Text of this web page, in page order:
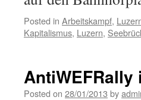
Posted in Arbeitskampf,
Kapitalismus, Luzern,
AntiWEFRally
Posted on 28/01/2013 by